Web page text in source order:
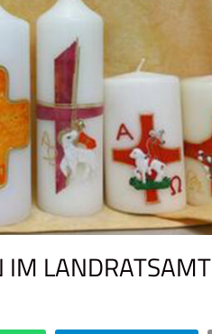
IM LANDRATSAMT